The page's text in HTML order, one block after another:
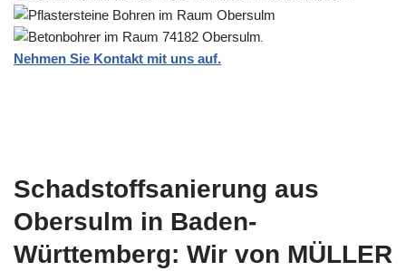
Nehmen Sie Kontakt mit uns auf.
Schadstoffsanierung aus
Obersulm in Baden-
Württemberg: Wir von MÜLLER